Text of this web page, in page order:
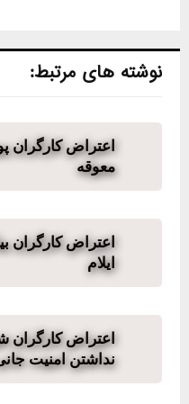
نوشته های مرتبط:
اعتراض کارگران
معوقه
اعتراض کارگران
ایلام
اعتراض کارگران
نداشتن امنیت